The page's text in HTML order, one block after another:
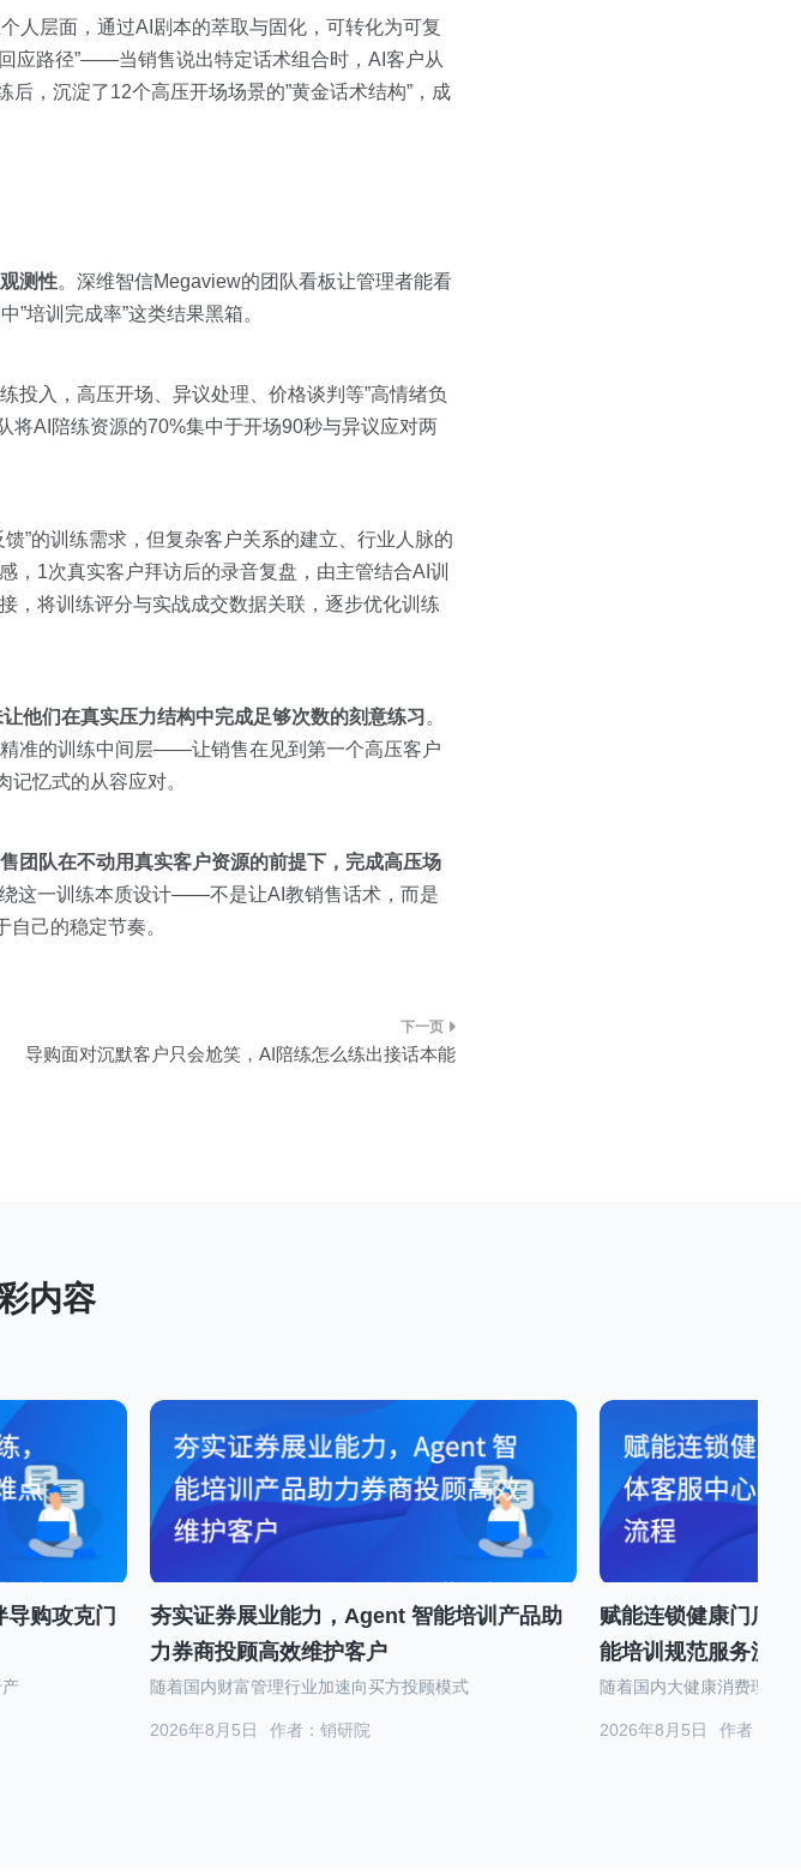
人层面，通过AI剧本的萃取与固化，可转化为可复
应路径”——当销售说出特定话术组合时，AI客户从
，沉淀了12个高压开场场景的”黄金话术结构”，成
测性。深维智信Megaview的团队看板让管理者能看
培训完成率”这类结果黑箱。
投入，高压开场、异议处理、价格谈判等”高情绪负
将AI陪练资源的70%集中于开场90秒与异议应对两
”的训练需求，但复杂客户关系的建立、行业人脉的
，1次真实客户拜访后的录音复盘，由主管结合AI训
，将训练评分与实战成交数据关联，逐步优化训练
他们在真实压力结构中完成足够次数的刻意练习 。
准的训练中间层——让销售在见到第一个高压客户
记忆式的从容应对。
团队在不动用真实客户资源的前提下，完成高压场
这一训练本质设计——不是让AI教销售话术，而是
己的稳定节奏。
导购面对沉默客户只会尬笑，AI陪练怎么练出接话本能
导购攻克门
夯实证券展业能力，Agent 智能培训产品助
力券商投顾高效维护客户
作者：销研院
2026年8月5日
随着国内财富管理行业加速向买方投顾模式
赋能连锁健康门店
能培训规范服务流程
作者：销
2026年8月5日
随着国内大健康消费理念